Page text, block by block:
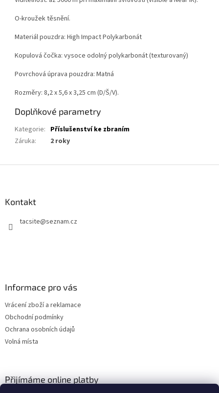
O-kroužek těsnění.
Materiál pouzdra: High Impact Polykarbonát
Kopulová čočka: vysoce odolný polykarbonát (texturovaný)
Povrchová úprava pouzdra: Matná
Rozměry: 8,2 x 5,6 x 3,25 cm (D/Š/V).
Doplňkové parametry
Kategorie: Příslušenství ke zbraním
Záruka: 2 roky
Kontakt
tacsite@seznam.cz
Informace pro vás
Vrácení zboží a reklamace
Obchodní podmínky
Ochrana osobních údajů
Volná místa
Přijímáme online platby